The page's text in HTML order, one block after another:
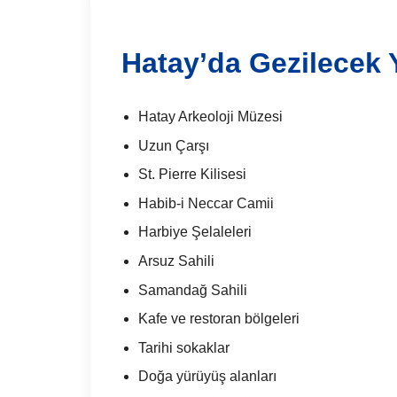
Hatay’da Gezilecek
Hatay Arkeoloji Müzesi
Uzun Çarşı
St. Pierre Kilisesi
Habib-i Neccar Camii
Harbiye Şelaleleri
Arsuz Sahili
Samandağ Sahili
Kafe ve restoran bölgeleri
Tarihi sokaklar
Doğa yürüyüş alanları